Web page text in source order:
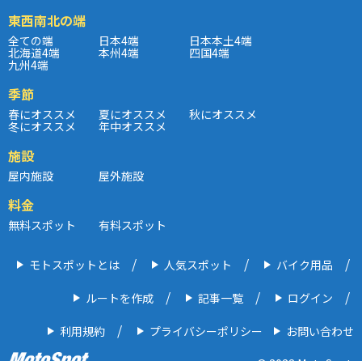
東西南北の端
全ての端 日本4端 日本本土4端
北海道4端 本州4端 四国4端
九州4端
季節
春にオススメ 夏にオススメ 秋にオススメ
冬にオススメ 年中オススメ
施設
屋内施設 屋外施設
料金
無料スポット 有料スポット
モトスポットとは 人気スポット バイク用品
ルートを作成 記事一覧 ログイン
利用規約 プライバシーポリシー
お問い合わせ